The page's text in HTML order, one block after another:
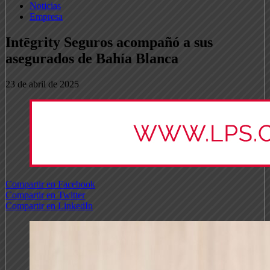
Noticias
Empresa
Intēgrity Seguros acompañó a sus
asegurados de Bahía Blanca
23 de abril de 2025
Compartir en Facebook
Compartir en Twitter
Compartir en LinkedIn